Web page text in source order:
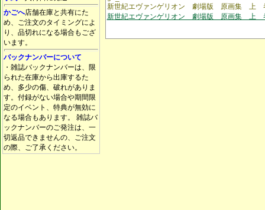
かごへ店舗在庫と共有にた
め、ご注文のタイミングによ
り、品切れになる場合もござ
います。
バックナンバーについて
・雑誌バックナンバーは、限
られた在庫から出庫するた
め、多少の傷、破れがありま
す。付録がない場合や期間限
定のイベント、特典が無効に
なる場合もあります。 雑誌バ
ックナンバーのご発注は、一
切返品できませんの、ご注文
の際、ご了承ください。
新世紀エヴァンゲリオン 劇場版 原画集
新世紀エヴァンゲリオン 劇場版 原画集 上